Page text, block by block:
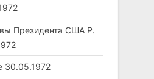
Президента США Р.
30.05.1972